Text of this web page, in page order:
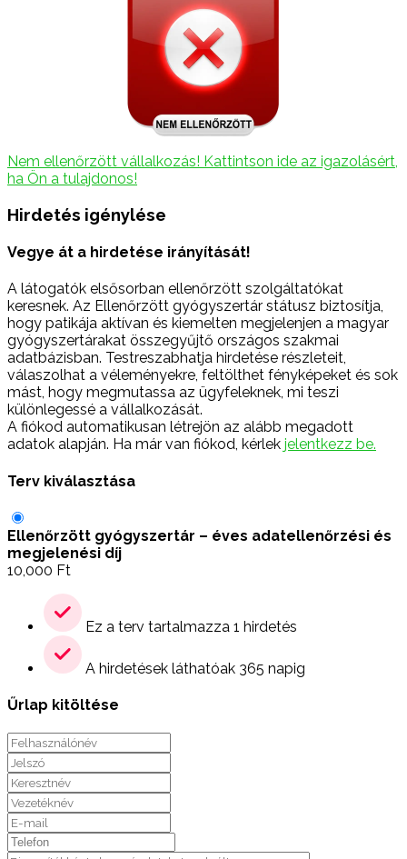
Nem ellenőrzött vállalkozás! Kattintson ide az igazolásért,
ha Ön a tulajdonos!
Hirdetés igénylése
Vegye át a hirdetése irányítását!
A látogatók elsősorban ellenőrzött szolgáltatókat
keresnek. Az Ellenőrzött gyógyszertár státusz biztosítja,
hogy patikája aktívan és kiemelten megjelenjen a magyar
gyógyszertárakat összegyűjtő országos szakmai
adatbázisban. Testreszabhatja hirdetése részleteit,
válaszolhat a véleményekre, feltölthet fényképeket és sok
mást, hogy megmutassa az ügyfeleknek, mi teszi
különlegessé a vállalkozását.
A fiókod automatikusan létrejön az alább megadott
adatok alapján. Ha már van fiókod, kérlek jelentkezz be.
Terv kiválasztása
Ellenőrzött gyógyszertár – éves adatellenőrzési és
megjelenési díj
10,000 Ft
Ez a terv tartalmazza 1 hirdetés
A hirdetések láthatóak 365 napig
Űrlap kitöltése